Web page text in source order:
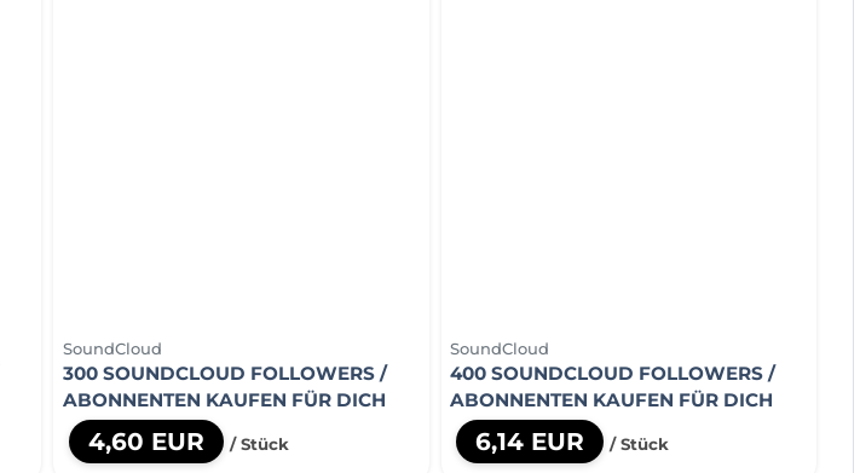
SoundCloud
300 SOUNDCLOUD FOLLOWERS /
ABONNENTEN KAUFEN FÜR DICH
4,60 EUR / Stück
SoundCloud
400 SOUNDCLOUD FOLLOWERS /
ABONNENTEN KAUFEN FÜR DICH
6,14 EUR / Stück